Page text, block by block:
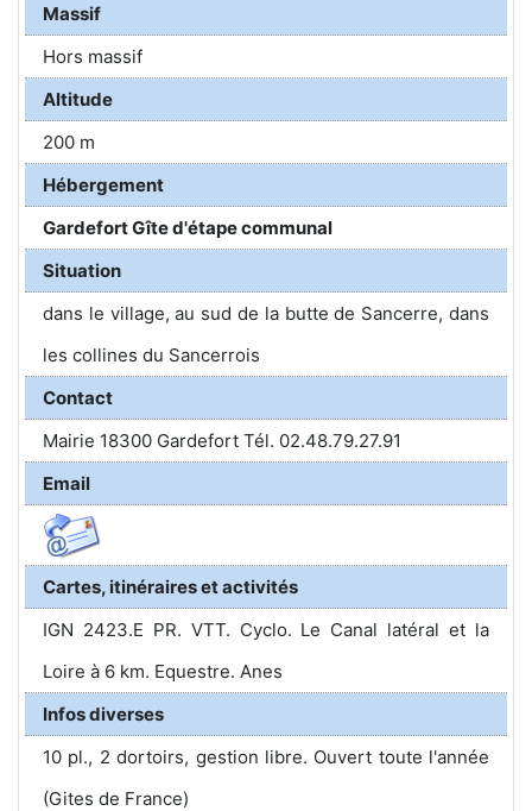
Massif
Hors massif
Altitude
200 m
Hébergement
Gardefort Gîte d'étape communal
Situation
dans le village, au sud de la butte de Sancerre, dans
les collines du Sancerrois
Contact
Mairie 18300 Gardefort Tél. 02.48.79.27.91
Email
Cartes, itinéraires et activités
IGN 2423.E PR. VTT. Cyclo. Le Canal latéral et la
Loire à 6 km. Equestre. Anes
Infos diverses
10 pl., 2 dortoirs, gestion libre. Ouvert toute l'année
(Gites de France)